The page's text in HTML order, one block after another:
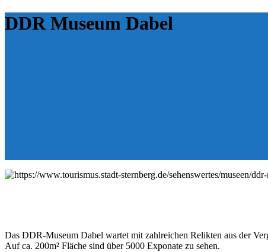
DDR Museum Dabel
Das DDR-Museum Dabel wartet mit zahlreichen Relikten aus der
Auf ca. 200m² Fläche sind über 5000 Exponate zu sehen.